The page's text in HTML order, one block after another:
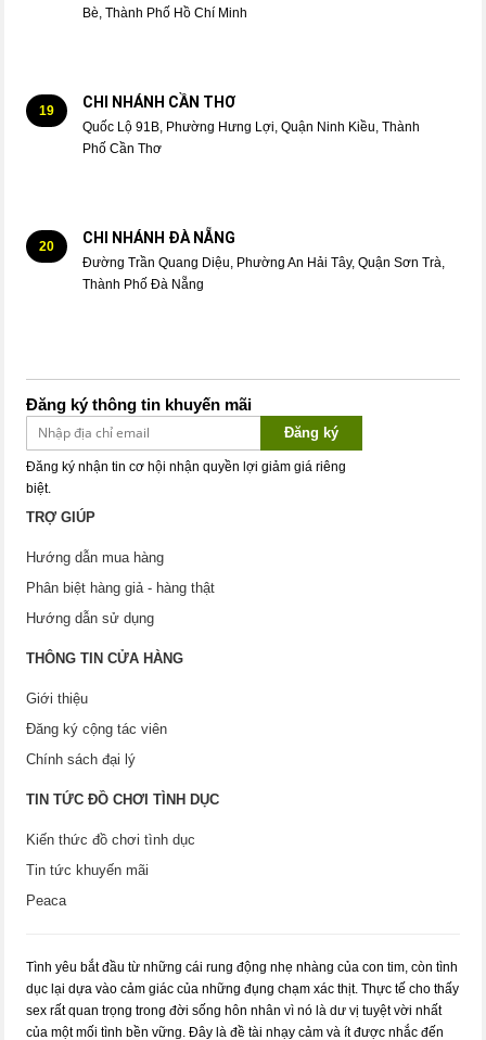
Bè, Thành Phố Hồ Chí Minh
19 CHI NHÁNH CẦN THƠ
Quốc Lộ 91B, Phường Hưng Lợi, Quận Ninh Kiều, Thành
Phố Cần Thơ
20 CHI NHÁNH ĐÀ NẴNG
Đường Trần Quang Diệu, Phường An Hải Tây, Quận Sơn Trà,
Thành Phố Đà Nẵng
Đăng ký thông tin khuyến mãi
Đăng ký
Đăng ký nhận tin cơ hội nhận quyền lợi giảm giá riêng
biệt.
TRỢ GIÚP
Hướng dẫn mua hàng
Phân biệt hàng giả - hàng thật
Hướng dẫn sử dụng
THÔNG TIN CỬA HÀNG
Giới thiệu
Đăng ký cộng tác viên
Chính sách đại lý
TIN TỨC ĐỒ CHƠI TÌNH DỤC
Kiến thức đồ chơi tình dục
Tin tức khuyến mãi
Peaca
Tình yêu bắt đầu từ những cái rung động nhẹ nhàng của con tim, còn tình
dục lại dựa vào cảm giác của những đụng chạm xác thịt. Thực tế cho thấy
sex rất quan trọng trong đời sống hôn nhân vì nó là dư vị tuyệt vời nhất
của một mối tình bền vững. Đây là đề tài nhạy cảm và ít được nhắc đến